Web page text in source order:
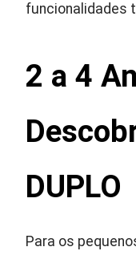
funcionalidades
2 a 4
DUPLO
Para os